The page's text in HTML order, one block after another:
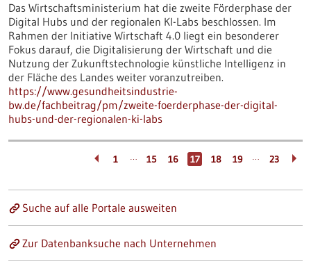
Das Wirtschaftsministerium hat die zweite Förderphase der
Digital Hubs und der regionalen KI-Labs beschlossen. Im
Rahmen der Initiative Wirtschaft 4.0 liegt ein besonderer
Fokus darauf, die Digitalisierung der Wirtschaft und die
Nutzung der Zukunftstechnologie künstliche Intelligenz in
der Fläche des Landes weiter voranzutreiben.
https://www.gesundheitsindustrie-
bw.de/fachbeitrag/pm/zweite-foerderphase-der-digital-
hubs-und-der-regionalen-ki-labs
1 … 15 16 17 18 19 … 23
Suche auf alle Portale ausweiten
Zur Datenbanksuche nach Unternehmen